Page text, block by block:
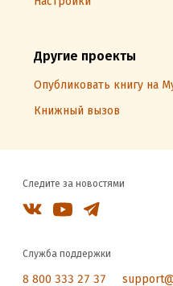
Другие проекты
Опубликовать книгу на
Книжный вызов
Следите за новостями
Служба поддержки
8 800 333 27 37